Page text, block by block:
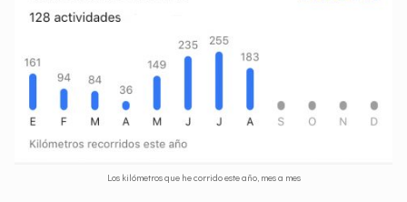
Los kilómetros que he corrido este año, mes a mes